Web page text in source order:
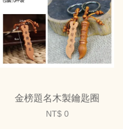
金榜題名木製鑰匙圈
NT$ 0